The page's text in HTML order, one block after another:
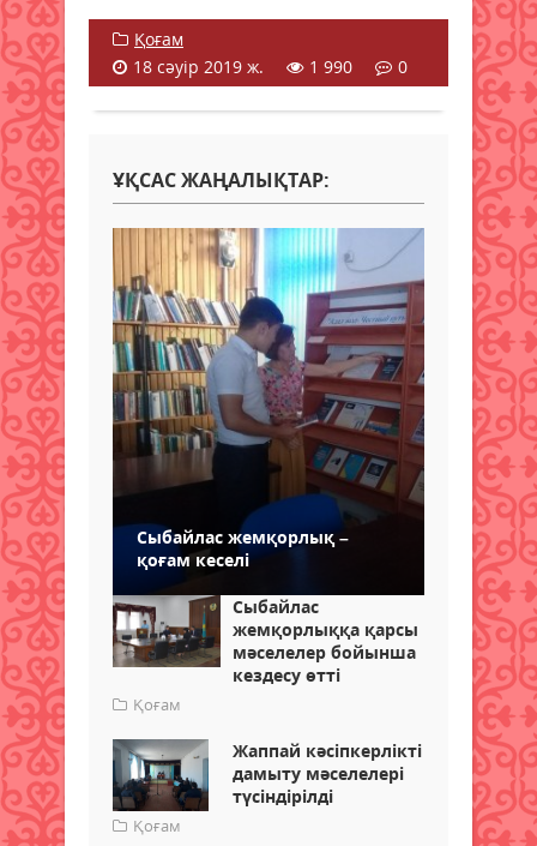
Қоғам
18 сәуір 2019 ж.
1 990 0
ҰҚСАС ЖАҢАЛЫҚТАР:
Сыбайлас жемқорлық –
қоғам кеселі
Сыбайлас
жемқорлыққа қарсы
мәселелер бойынша
кездесу өтті
Қоғам
Жаппай кәсіпкерлікті
дамыту мәселелері
түсіндірілді
Қоғам